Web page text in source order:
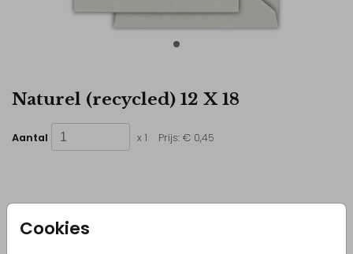
Cookies
Naturel (recycled) 12 X 18
Aantal x 1 Prijs: € 0,45
Kleurrijke & vrolijke ontwerpen